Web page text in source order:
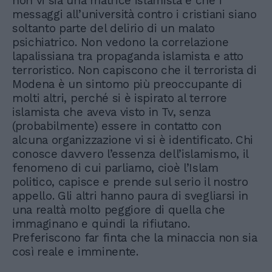
messaggi all’università contro i cristiani siano
soltanto parte del delirio di un malato
psichiatrico. Non vedono la correlazione
lapalissiana tra propaganda islamista e atto
terroristico. Non capiscono che il terrorista di
Modena è un sintomo più preoccupante di
molti altri, perché si è ispirato al terrore
islamista che aveva visto in Tv, senza
(probabilmente) essere in contatto con
alcuna organizzazione vi si è identificato. Chi
conosce davvero l’essenza dell’islamismo, il
fenomeno di cui parliamo, cioè l’Islam
politico, capisce e prende sul serio il nostro
appello. Gli altri hanno paura di svegliarsi in
una realtà molto peggiore di quella che
immaginano e quindi la rifiutano.
Preferiscono far finta che la minaccia non sia
così reale e imminente.